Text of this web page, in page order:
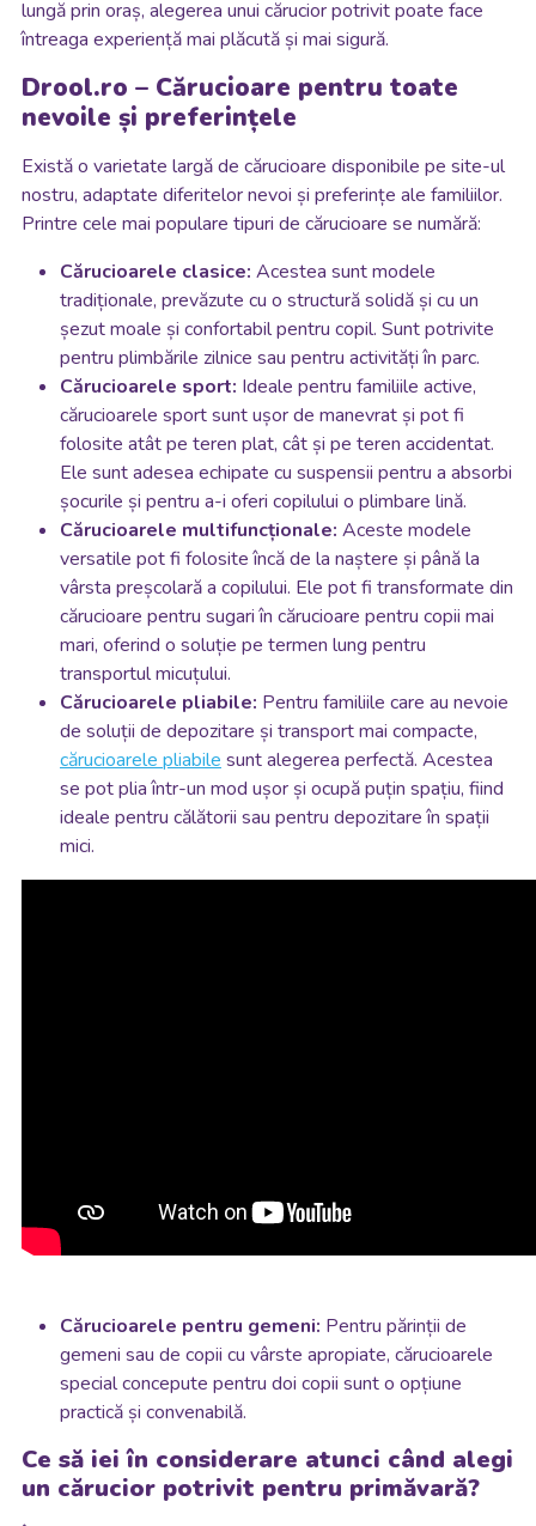
lungă prin oraș, alegerea unui cărucior potrivit poate face
întreaga experiență mai plăcută și mai sigură.
Drool.ro – Cărucioare pentru toate
nevoile și preferințele
Există o varietate largă de cărucioare disponibile pe site-ul
nostru, adaptate diferitelor nevoi și preferințe ale familiilor.
Printre cele mai populare tipuri de cărucioare se numără:
Cărucioarele clasice: Acestea sunt modele
tradiționale, prevăzute cu o structură solidă și cu un
șezut moale și confortabil pentru copil. Sunt potrivite
pentru plimbările zilnice sau pentru activități în parc.
Cărucioarele sport: Ideale pentru familiile active,
cărucioarele sport sunt ușor de manevrat și pot fi
folosite atât pe teren plat, cât și pe teren accidentat.
Ele sunt adesea echipate cu suspensii pentru a absorbi
șocurile și pentru a-i oferi copilului o plimbare lină.
Cărucioarele multifuncționale: Aceste modele
versatile pot fi folosite încă de la naștere și până la
vârsta preșcolară a copilului. Ele pot fi transformate din
cărucioare pentru sugari în cărucioare pentru copii mai
mari, oferind o soluție pe termen lung pentru
transportul micuțului.
Cărucioarele pliabile: Pentru familiile care au nevoie
de soluții de depozitare și transport mai compacte,
cărucioarele pliabilesunt alegerea perfectă. Acestea
se pot plia într-un mod ușor și ocupă puțin spațiu, fiind
ideale pentru călătorii sau pentru depozitare în spații
mici.
Cărucioarele pentru gemeni: Pentru părinții de
gemeni sau de copii cu vârste apropiate, cărucioarele
special concepute pentru doi copii sunt o opțiune
practică și convenabilă.
Ce să iei în considerare atunci când alegi
un cărucior potrivit pentru primăvară?